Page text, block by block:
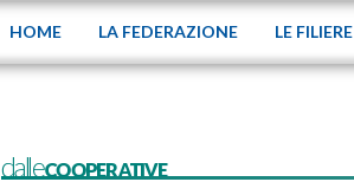
HOME LA FEDERAZIONE LE FILIERE
dalleCOOPERATIVE